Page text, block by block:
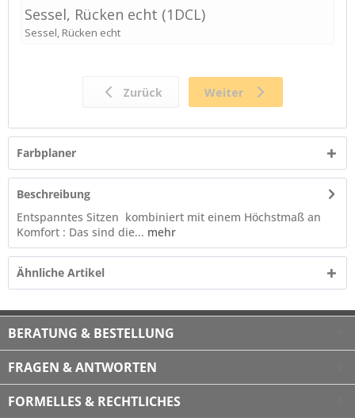
Farbplaner
Beschreibung
Entspanntes Sitzen kombiniert mit einem Höchstmaß an
Komfort : Das sind die... mehr
Ähnliche Artikel
BERATUNG & BESTELLUNG
FRAGEN & ANTWORTEN
FORMELLES & RECHTLICHES